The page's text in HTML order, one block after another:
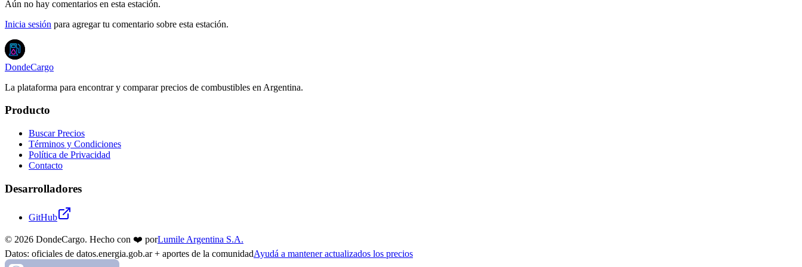
Aún no hay comentarios en esta estación.
Inicia sesión para agregar tu comentario sobre esta estación.
DondeCargo
La plataforma para encontrar y comparar precios de combustibles en Argentina.
Producto
Buscar Precios
Términos y Condiciones
Política de Privacidad
Contacto
Desarrolladores
GitHub
© 2026 DondeCargo. Hecho con ❤️ porLumile Argentina S.A.
Datos: oficiales de datos.energia.gob.ar + aportes de la comunidadAyudá a mantener actualizados los precios